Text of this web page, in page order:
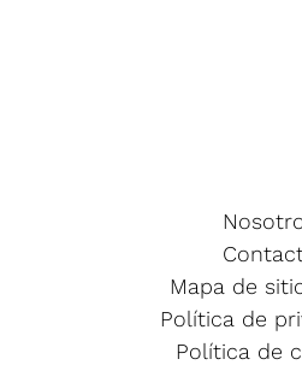
Mapa de
Política de
Política de